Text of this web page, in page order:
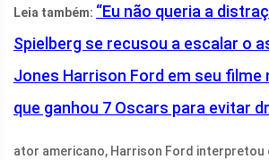
Leia também: “Eu não queria a
Spielberg se recusou a escalar o
Jones Harrison Ford em seu filme
que ganhou 7 Oscars para evitar
ator americano, Harrison Ford interpretou